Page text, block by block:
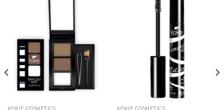
KOKIE COSMETICS KOKIE COSMETICS